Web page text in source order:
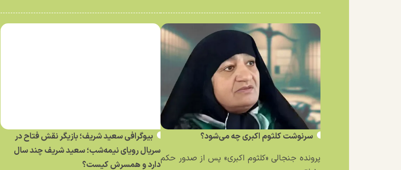
سرنوشت کلثوم اکبری چه می‌شود؟
پرونده جنجالی «کلثوم اکبری» پس از صدور حکم
بیوگرافی سعید شریف؛ بازیگر نقش فتاح در
سریال رویای نیمه‌شب؛ سعید شریف چند سال
دارد و همسرش کیست؟